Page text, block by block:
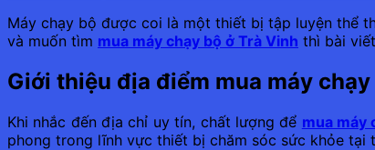
Máy chạy bộ được coi là một thiết bị tập luyện thể
và muốn tìm mua máy chạy bộ ở Trà Vinh thì bài
Giới thiệu địa điểm mua máy
Khi nhắc đến địa chỉ uy tín, chất lượng để mua máy
phong trong lĩnh vực thiết bị chăm sóc sức khỏe